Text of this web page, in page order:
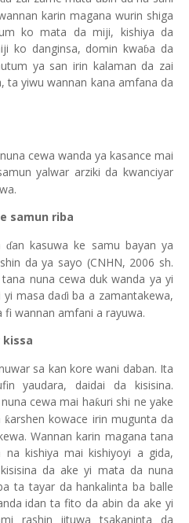
karin magana wurin shiga
ko mata da miji, kishiya da
ko danginsa, domin kwaɓa da
ya san irin kalaman da zai
ta yiwu wannan kana amfana da
cewa wanda ya kasance mai
yalwar arziki da kwanciyar
e samun riba
ɗan kasuwa ke samu bayan ya
da ya sayo (CNHN, 2006 sh.
nuna cewa duk wanda ya yi
masa daɗi ba a zamantakewa,
fi wannan amfani a rayuwa.
sa kan kore wani daban. Ita
yaudara, daidai da kisisina.
cewa mai haƙuri shi ne yake
ƙarshen kowace irin mugunta da
Wannan karin magana tana
na kishiya maikishiyoyi a gida,
da ake yi mata da nuna
ta tayarda hankalinta ba balle
idan ta fito da abin da ake yi
rashin jituwa tsakaninta da